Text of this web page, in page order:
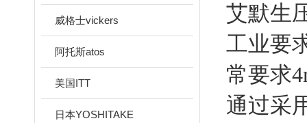
威格士vickers
阿托斯atos
美国ITT
日本YOSHITAKE
艾默生
工业要
常要求
通过采